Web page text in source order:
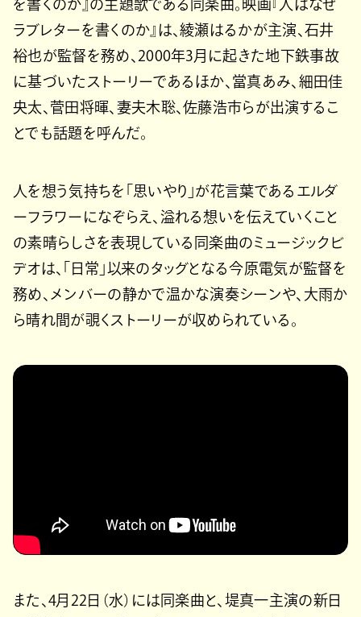
を書くのか』の主題歌である同楽曲。映画『人はなぜ
ラブレターを書くのか』は、綾瀬はるかが主演、石井
裕也が監督を務め、2000年3月に起きた地下鉄事故
に基づいたストーリーであるほか、當真あみ、細田佳
央太、菅田将暉、妻夫木聡、佐藤浩市らが出演するこ
とでも話題を呼んだ。
人を想う気持ちを「思いやり」が花言葉であるエルダ
ーフラワーになぞらえ、溢れる想いを伝えていくこと
の素晴らしさを表現している同楽曲のミュージックビ
デオは、「日常」以来のタッグとなる今原電気が監督を
務め、メンバーの静かで温かな演奏シーンや、大雨か
ら晴れ間が覗くストーリーが収められている。
また、4月22日（水）には同楽曲と、堤真一主演の新日